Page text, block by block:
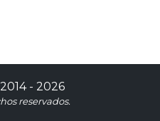
- 2026
reservados.